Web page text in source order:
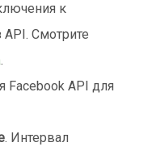
к
Смотрите
.
Facebook API для
. Интервал